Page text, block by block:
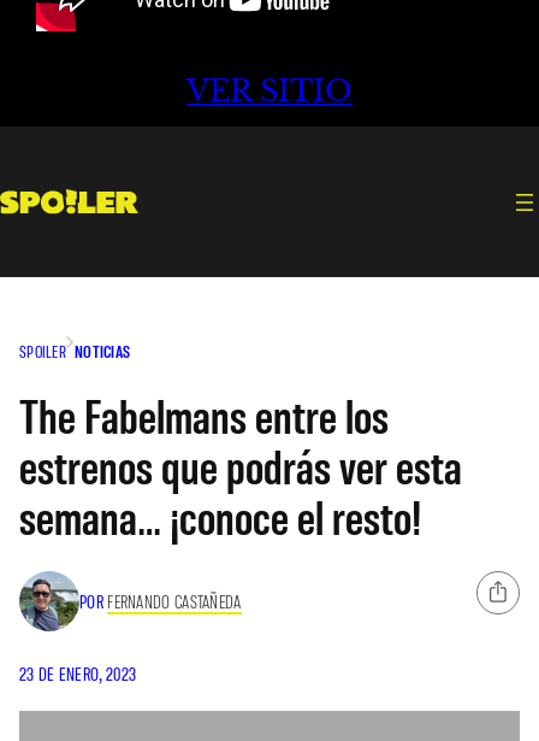
VER SITIO
SPOILER NOTICIAS
The Fabelmans entre los
estrenos que podrás ver esta
semana… ¡conoce el resto!
POR FERNANDO CASTAÑEDA
23 DE ENERO, 2023